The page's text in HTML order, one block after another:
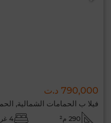
790,000 د.ت
فيلا ب الحمامات الشمالية,
290 م² 4 غرف